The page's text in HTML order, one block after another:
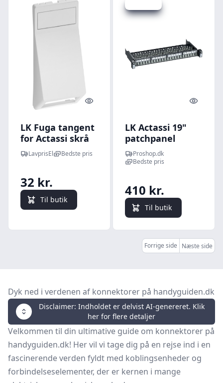
Quick look
LK Fuga tangent
for Actassi skrå
RJ45 dataudtag i
hvid
LavprisEl Bedste pris
32 kr.
Til butik
Quick
LK Actassi 19"
patchpanel
kobber S1 24H
1HE adv, koksgrå
Proshop.dk
Bedste pris
410 kr.
Til butik
Forrige side Næste side
Dyk ned i verdenen af konnektorer på handyguiden.dk
Disclaimer: Indholdet er delvist AI-genereret. Klik
her for flere detaljer
Velkommen til din ultimative guide om konnektorer på
handyguiden.dk! Her vil vi tage dig på en rejse ind i en
fascinerende verden fyldt med koblingsenheder og
forbindelseselementer, der er kernen i mange